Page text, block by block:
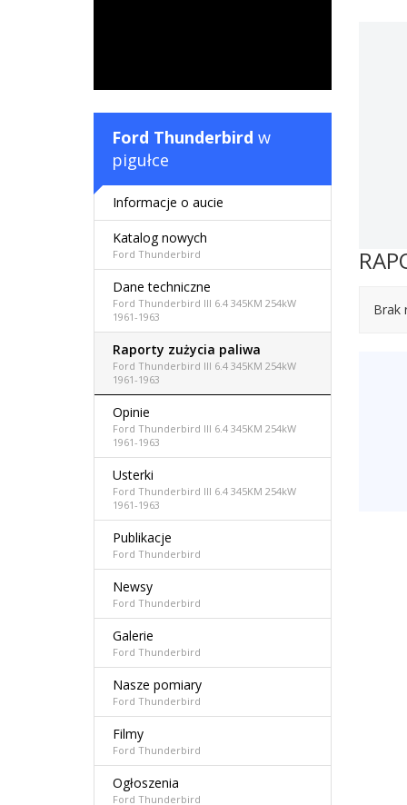
Brak
Ford Thunderbird w
pigułce
Informacje o aucie
Katalog nowych
Ford Thunderbird
Dane techniczne
Ford Thunderbird III 6.4 345KM 254kW
1961-1963
Raporty zużycia paliwa
Ford Thunderbird III 6.4 345KM 254kW
1961-1963
Opinie
Ford Thunderbird III 6.4 345KM 254kW
1961-1963
Usterki
Ford Thunderbird III 6.4 345KM 254kW
1961-1963
Publikacje
Ford Thunderbird
Newsy
Ford Thunderbird
Galerie
Ford Thunderbird
Nasze pomiary
Ford Thunderbird
Filmy
Ford Thunderbird
Ogłoszenia
Ford Thunderbird